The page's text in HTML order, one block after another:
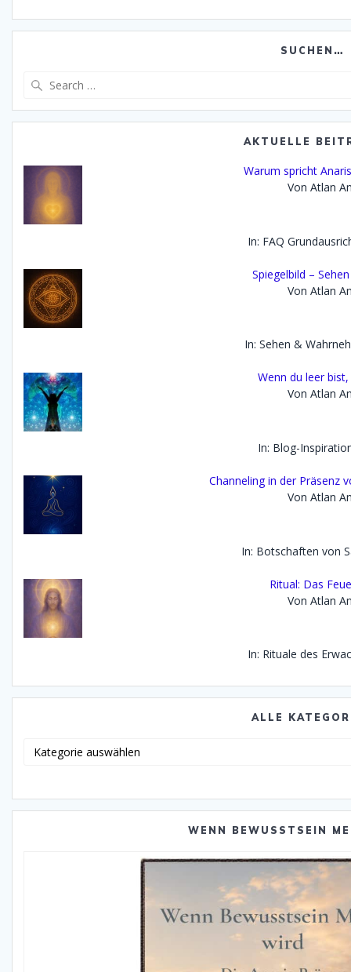
SUCHEN…
AKTUELLE
Warum spricht
Von Atlan
In: FAQ
Spiegelbild –
Von Atlan
In: Sehen &
Wenn du leer
Von Atlan
In: Blog-
Channeling in der Präsenz
Von Atlan
In: Botschaften von
Ritual: Das
Von Atlan
In: Rituale des
ALLE
WENN BEWUSSTSEIN